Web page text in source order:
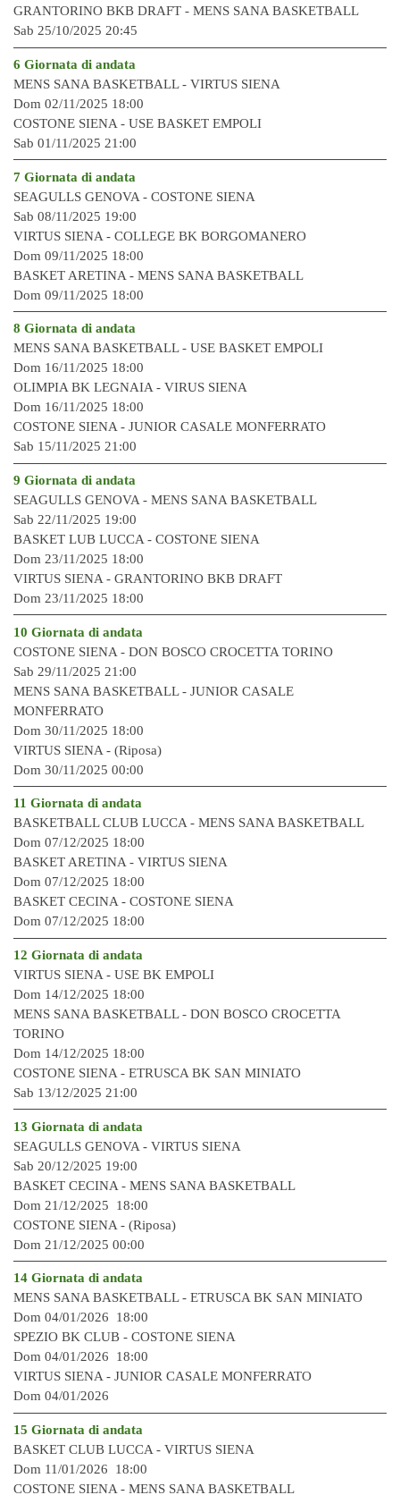
GRANTORINO BKB DRAFT - MENS SANA BASKETBALL
Sab 25/10/2025 20:45
6 Giornata di andata
MENS SANA BASKETBALL - VIRTUS SIENA
Dom 02/11/2025 18:00
COSTONE SIENA - USE BASKET EMPOLI
Sab 01/11/2025 21:00
7 Giornata di andata
SEAGULLS GENOVA - COSTONE SIENA
Sab 08/11/2025 19:00
VIRTUS SIENA - COLLEGE BK BORGOMANERO
Dom 09/11/2025 18:00
BASKET ARETINA - MENS SANA BASKETBALL
Dom 09/11/2025 18:00
8 Giornata di andata
MENS SANA BASKETBALL - USE BASKET EMPOLI
Dom 16/11/2025 18:00
OLIMPIA BK LEGNAIA - VIRUS SIENA
Dom 16/11/2025 18:00
COSTONE SIENA - JUNIOR CASALE MONFERRATO
Sab 15/11/2025 21:00
9 Giornata di andata
SEAGULLS GENOVA - MENS SANA BASKETBALL
Sab 22/11/2025 19:00
BASKET LUB LUCCA - COSTONE SIENA
Dom 23/11/2025 18:00
VIRTUS SIENA - GRANTORINO BKB DRAFT
Dom 23/11/2025 18:00
10 Giornata di andata
COSTONE SIENA - DON BOSCO CROCETTA TORINO
Sab 29/11/2025 21:00
MENS SANA BASKETBALL - JUNIOR CASALE
MONFERRATO
Dom 30/11/2025 18:00
VIRTUS SIENA - (Riposa)
Dom 30/11/2025 00:00
11 Giornata di andata
BASKETBALL CLUB LUCCA - MENS SANA BASKETBALL
Dom 07/12/2025 18:00
BASKET ARETINA - VIRTUS SIENA
Dom 07/12/2025 18:00
BASKET CECINA - COSTONE SIENA
Dom 07/12/2025 18:00
12 Giornata di andata
VIRTUS SIENA - USE BK EMPOLI
Dom 14/12/2025 18:00
MENS SANA BASKETBALL - DON BOSCO CROCETTA
TORINO
Dom 14/12/2025 18:00
COSTONE SIENA - ETRUSCA BK SAN MINIATO
Sab 13/12/2025 21:00
13 Giornata di andata
SEAGULLS GENOVA - VIRTUS SIENA
Sab 20/12/2025 19:00
BASKET CECINA - MENS SANA BASKETBALL
Dom 21/12/2025 18:00
COSTONE SIENA - (Riposa)
Dom 21/12/2025 00:00
14 Giornata di andata
MENS SANA BASKETBALL - ETRUSCA BK SAN MINIATO
Dom 04/01/2026 18:00
SPEZIO BK CLUB - COSTONE SIENA
Dom 04/01/2026 18:00
VIRTUS SIENA - JUNIOR CASALE MONFERRATO
Dom 04/01/2026
15 Giornata di andata
BASKET CLUB LUCCA - VIRTUS SIENA
Dom 11/01/2026 18:00
COSTONE SIENA - MENS SANA BASKETBALL